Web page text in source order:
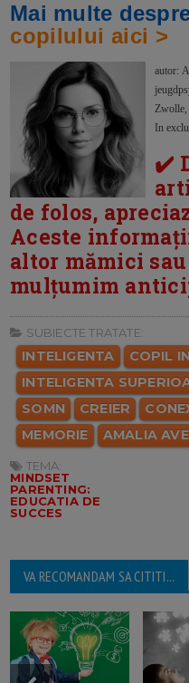
Mai multe
copilului aici >
autor:
Zwolle,
In
✔️
de folos,
Aceste
altor mămici
mulțumim
SUBIECTE TRATATE:
INTELIGENTA
COPIL
INTELIGENTA
SOMN
CREIER
MEMORIE
AMALIA
TEMA:
MINDSET
PARENTING:
EDUCATIA DE
SUCCES
VA RECOMANDAM SA CITITI...